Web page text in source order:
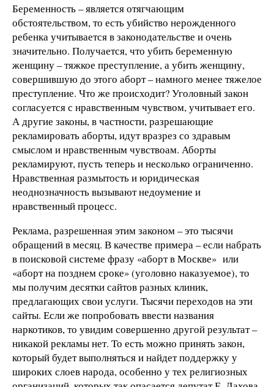
Беременность – является отягчающим
обстоятельством, то есть убийство нерожденного
ребенка учитывается в законодательстве и очень
значительно. Получается, что убить беременную
женщину – тяжкое преступление, а убить женщину,
совершившую до этого аборт – намного менее тяжелое
преступление. Что же происходит? Уголовный закон
согласуется с нравственным чувством, учитывает его.
А другие законы, в частности, разрешающие
рекламировать аборты, идут вразрез со здравым
смыслом и нравственным чувствоам. Аборты
рекламируют, пусть теперь и несколько ограниченно.
Нравственная размытость и юридическая
неоднозначность вызывают недоумение и
нравственный процесс.
Реклама, разрешенная этим законом – это тысячи
обращений в месяц. В качестве примера – если набрать
в поисковой системе фразу «аборт в Москве» или
«аборт на позднем сроке» (уголовно наказуемое), то
мы получим десятки сайтов разных клиник,
предлагающих свои услуги. Тысячи переходов на эти
сайты. Если же попробовать ввести названия
наркотиков, то увидим совершенно другой результат –
никакой рекламы нет. То есть можно принять закон,
который будет выполняться и найдет поддержку у
широких слоев народа, особенно у тех религиозных